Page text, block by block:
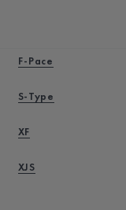
F-Pace
S-Type
XF
XJS